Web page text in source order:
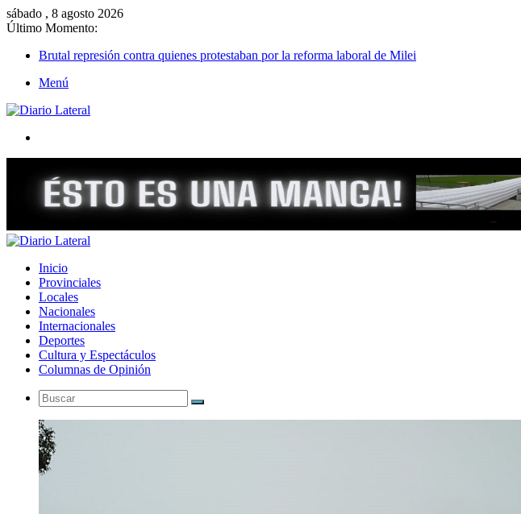
sábado , 8 agosto 2026
Último Momento:
Brutal represión contra quienes protestaban por la reforma laboral de Milei
Menú
Inicio
Provinciales
Locales
Nacionales
Internacionales
Deportes
Cultura y Espectáculos
Columnas de Opinión
Buscar